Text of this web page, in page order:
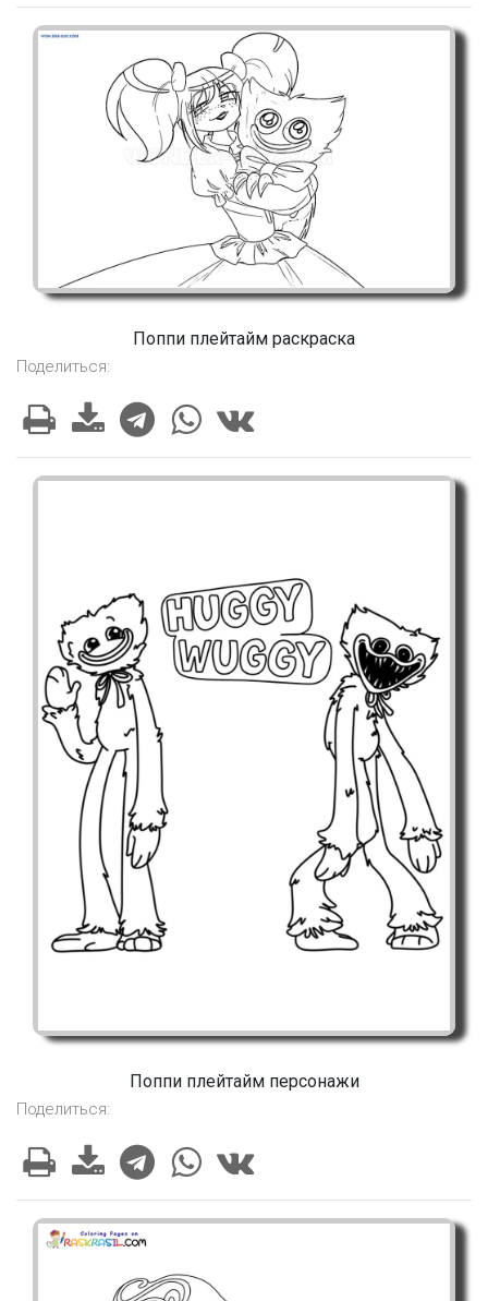
Поппи плейтайм раскраска
Поделиться:
Поппи плейтайм персонажи
Поделиться: